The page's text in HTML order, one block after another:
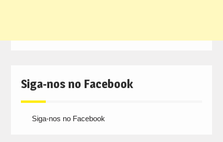
Siga-nos no Facebook
Siga-nos no Facebook